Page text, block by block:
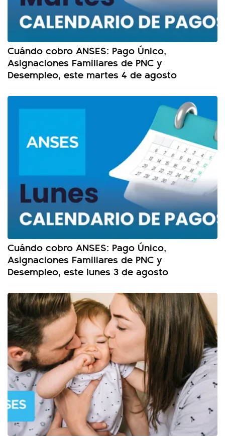
Cuándo cobro ANSES: Pago Único,
Asignaciones Familiares de PNC y
Desempleo, este martes 4 de agosto
Cuándo cobro ANSES: Pago Único,
Asignaciones Familiares de PNC y
Desempleo, este lunes 3 de agosto